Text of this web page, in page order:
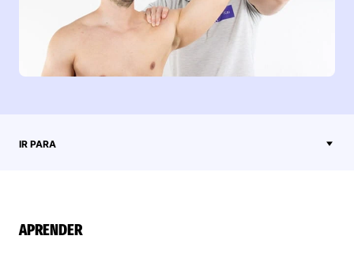
IR PARA
APRENDER